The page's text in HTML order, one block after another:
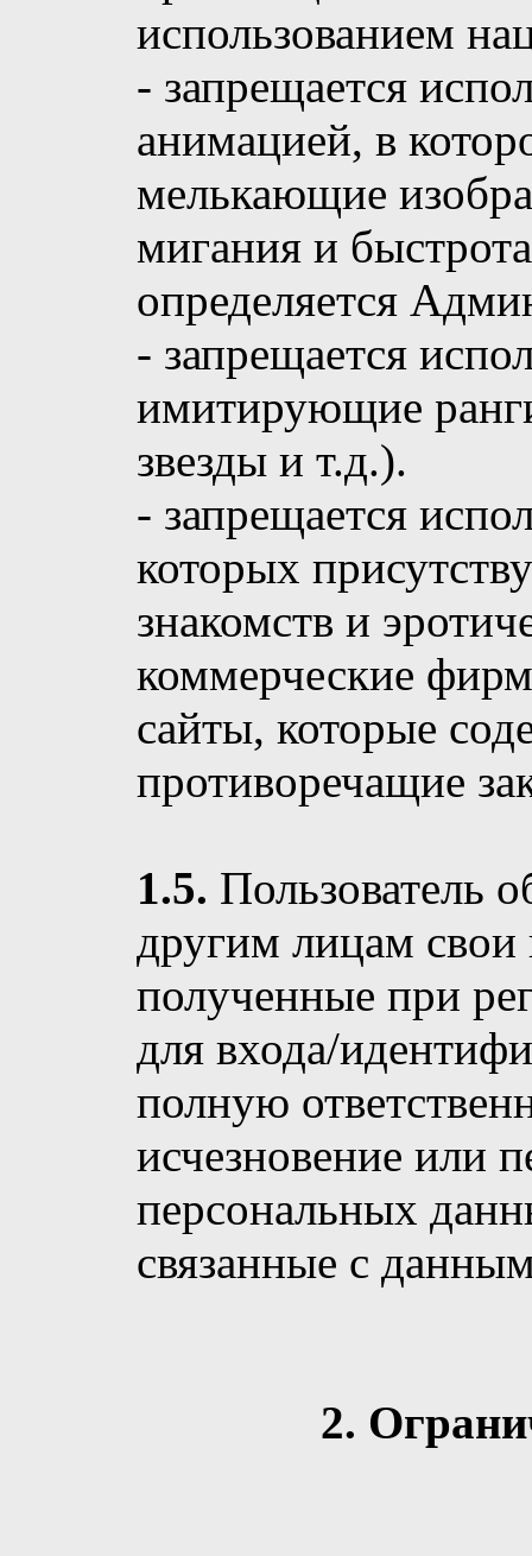
использованием
- запрещается
анимацией, в
мелькающие
мигания и
определяется
- запрещается
имитирующие
звезды и т.д.).
- запрещается
которых
знакомств и
коммерческие
сайты, которые
противоречащие
1.5. Пользователь
другим лицам
полученные при
для входа/
полную
исчезновение или
персональных
связанные с
2.